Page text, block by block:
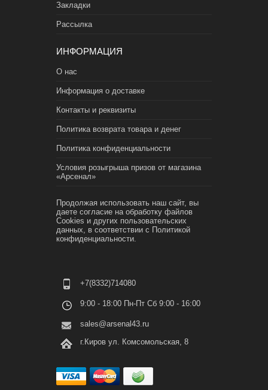
Закладки
Рассылка
ИНФОРМАЦИЯ
О нас
Информация о доставке
Контакты и реквизиты
Политика возврата товара и денег
Политика конфиденциальности
Условия розыгрыша призов от магазина
«Арсенал»
Продолжая использовать наш сайт, вы
даете согласие на обработку файлов
Cookies и других пользовательских
данных, в соответствии с Политикой
конфиденциальности.
+7(8332)714080
9:00 - 18:00 Пн-Пт Сб 9:00 - 16:00
sales@arsenal43.ru
г.Киров ул. Комсомольская, 8